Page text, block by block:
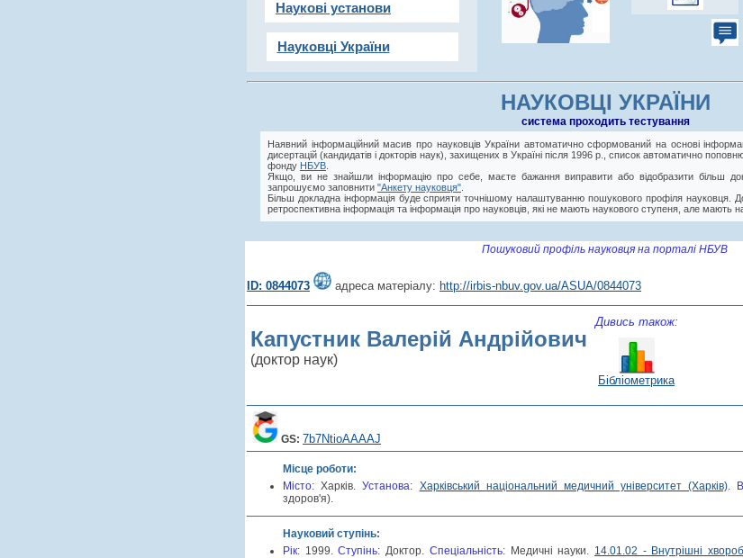
Наукові установи
Науковці України
НАУКОВЦІ УКРАЇНИ
cистема проходить тестування
Наявний інформаційний масив про науковців України автоматично сформований на основі
дисертацій (кандидатів і докторів наук), захищених в Україні після 1996 р., список автоматично
фонду НБУВ
Якщо, ви не знайшли інформацію про себе, маєте бажання виправити або відобразити більш
запрошуємо заповнити "Анкету науковця"
Більш докладна інформація буде сприяти точнішому налаштуванню пошукового профіля науковця.
ретроспективна інформація та інформація про науковців, які не мають наукового ступеня, але мають
Пошуковий профіль науковця на порталі НБУВ
ID: 0844073 адреса матеріалу: http://irbis-nbuv.gov.ua/ASUA/0844073
Капустник Валерій Андрійович
(доктор наук)
Дивись також:
Бібліометрика
GS: 7b7NtioAAAAJ
Місце роботи:
Місто:Харків. Установа: Харківський національний медичний університет (Харків).
здоров'я).
Науковий ступінь:
Рік: 1999.Cтупінь:Доктор. Спеціальність: Медичні науки. 14.01.02 - Внутрішні